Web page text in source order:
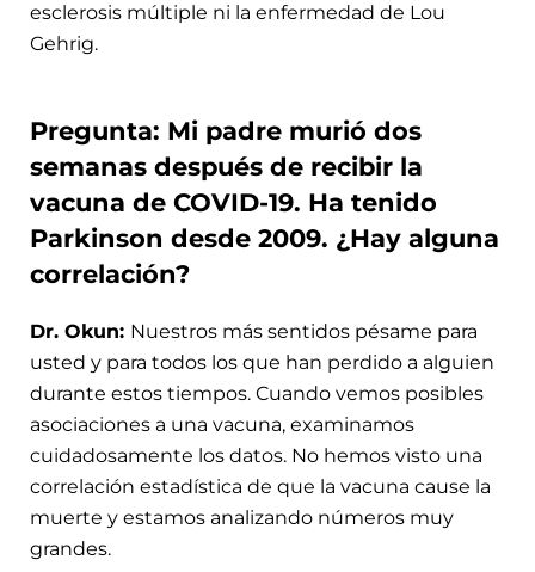
esclerosis múltiple ni la enfermedad de Lou
Gehrig.
Pregunta: Mi padre murió dos
semanas después de recibir la
vacuna de COVID-19. Ha tenido
Parkinson desde 2009. ¿Hay alguna
correlación?
Dr. Okun: Nuestros más sentidos pésame para
usted y para todos los que han perdido a alguien
durante estos tiempos. Cuando vemos posibles
asociaciones a una vacuna, examinamos
cuidadosamente los datos. No hemos visto una
correlación estadística de que la vacuna cause la
muerte y estamos analizando números muy
grandes.